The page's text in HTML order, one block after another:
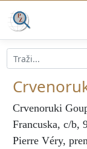
Crvenoruki
Francuska, c/b,
Pierre Véry,